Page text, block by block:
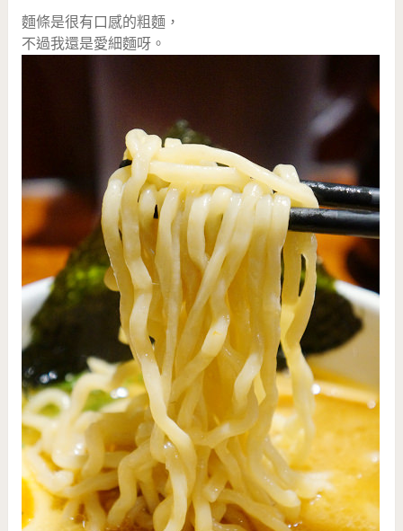
麵條是很有口感的粗麵，
不過我還是愛細麵呀。